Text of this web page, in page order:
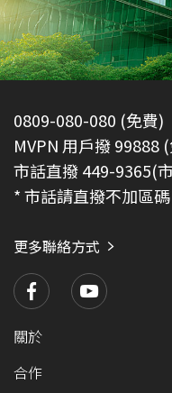
0809-080-080 (免費)
MVPN 用戶撥 99888
市話直撥 449-9365(
* 市話請直撥不加區
更多聯絡方式
關於
合作